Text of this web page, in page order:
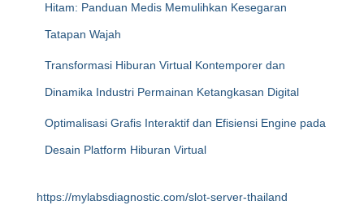
Hitam: Panduan Medis Memulihkan Kesegaran
Tatapan Wajah
Transformasi Hiburan Virtual Kontemporer dan
Dinamika Industri Permainan Ketangkasan Digital
Optimalisasi Grafis Interaktif dan Efisiensi Engine pada
Desain Platform Hiburan Virtual
https://mylabsdiagnostic.com/slot-server-thailand